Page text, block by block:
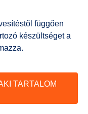
függően
készültséget a
TARTALOM